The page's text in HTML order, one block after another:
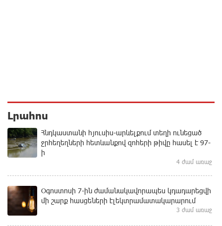
Լրահոս
Հնդկաստանի հյուսիս-արևելքում տեղի ունեցած
ջրհեղեղների հետևանքով զոհերի թիվը հասել է 97-
ի
4 ժամ առաջ
Օգոստոսի 7-ին ժամանակավորապես կդադարեցվի
մի շարք հասցեների էլեկտրամատակարարում
3 ժամ առաջ